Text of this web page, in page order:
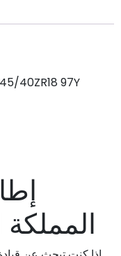
40ZR18 97Y
المملكة